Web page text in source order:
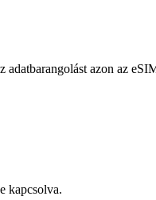
azon az
kapcsolva.